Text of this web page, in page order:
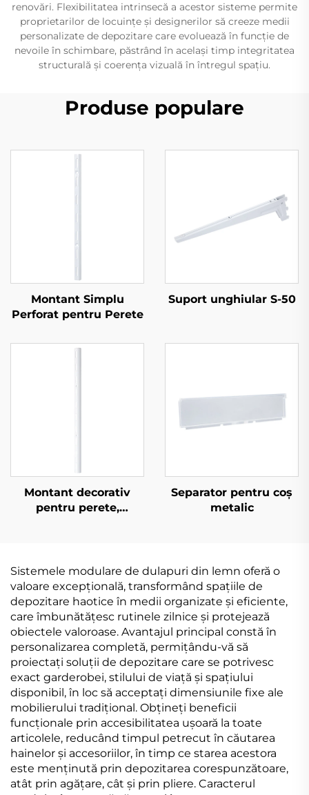
renovări. Flexibilitatea intrinsecă a acestor sisteme permite
proprietarilor de locuințe și designerilor să creeze medii
personalizate de depozitare care evoluează în funcție de
nevoile în schimbare, păstrând în același timp integritatea
structurală și coerența vizuală în întregul spațiu.
Produse populare
Montant Simplu
Perforat pentru Perete
Suport unghiular S-50
Montant decorativ
pentru perete,
Separator pentru coș
metalic
Sistemele modulare de dulapuri din lemn oferă o
valoare excepțională, transformând spațiile de
depozitare haotice în medii organizate și eficiente,
care îmbunătățesc rutinele zilnice și protejează
obiectele valoroase. Avantajul principal constă în
personalizarea completă, permițându-vă să
proiectați soluții de depozitare care se potrivesc
exact garderobei, stilului de viață și spațiului
disponibil, în loc să acceptați dimensiunile fixe ale
mobilierului tradițional. Obțineți beneficii
funcționale prin accesibilitatea ușoară la toate
articolele, reducând timpul petrecut în căutarea
hainelor și accesoriilor, în timp ce starea acestora
este menținută prin depozitarea corespunzătoare,
atât prin agățare, cât și prin pliere. Caracterul